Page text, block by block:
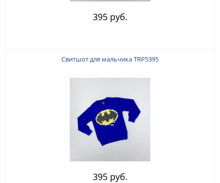
395 руб.
Свитшот для мальчика TRP5395
395 руб.